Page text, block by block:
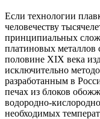
Если технологии
человечеству
принципиальных
платиновых
половине XIX века
исключительно
разработанным в
печах из блоков
водородно-
необходимых